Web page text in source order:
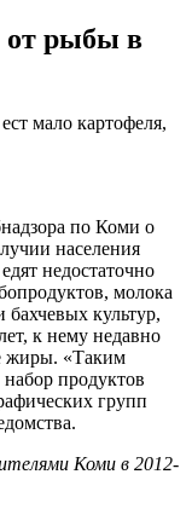
от рыбы в
мало картофеля,
по Коми о
населения
недостаточно
молока
культур,
к нему недавно
жиры. «Таким
продуктов
групп
Коми в 2012-